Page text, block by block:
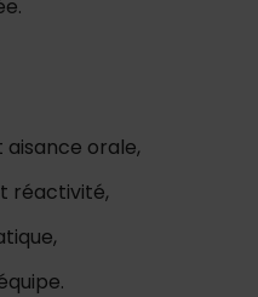
orale,
réactivité,